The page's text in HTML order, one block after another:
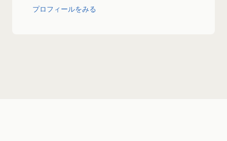
プロフィールをみる